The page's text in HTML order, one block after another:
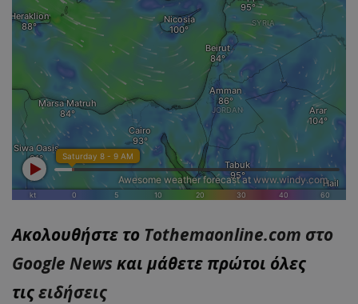
Ακολουθήστε το Tothemaonline.com στο
Google Newsκαι μάθετε πρώτοι όλες
τιςειδήσεις